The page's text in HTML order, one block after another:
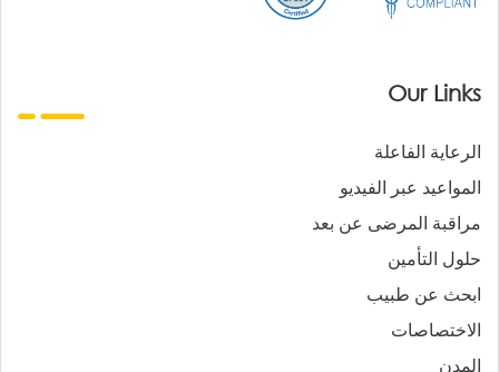
Our Links
الرعاية الفاعلة
المواعيد عبر الفيديو
مراقبة المرضى عن بعد
حلول التأمين
ابحث عن طبيب
الاختصاصات
المدن